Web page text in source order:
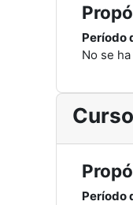
Período
No se
Período